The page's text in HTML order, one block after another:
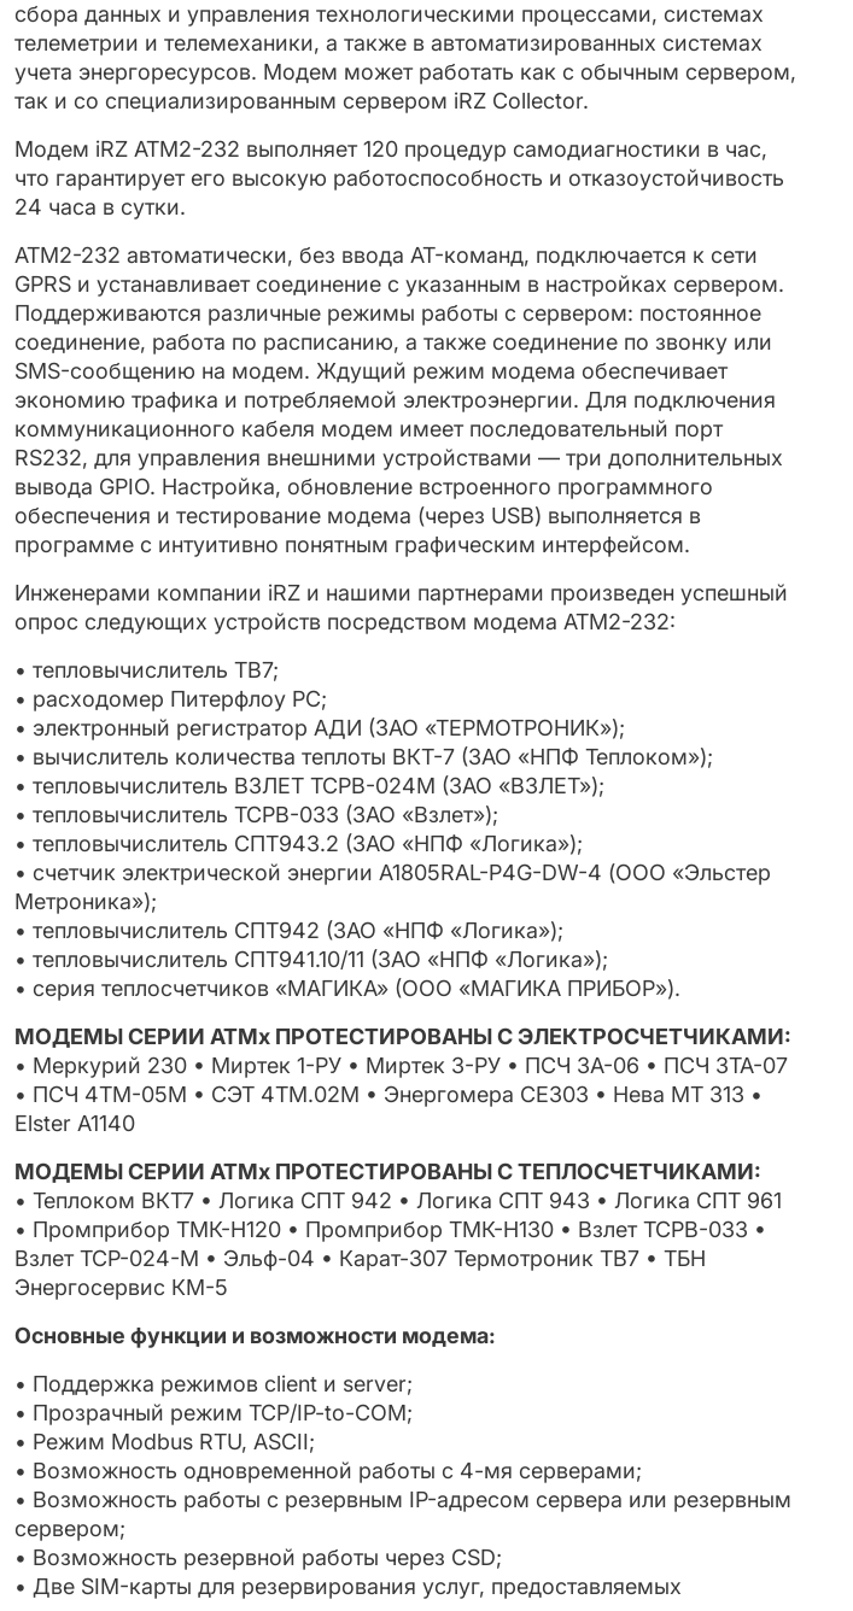
сбора данных и управления технологическими процессами, системах
телеметрии и телемеханики, а также в автоматизированных системах
учета энергоресурсов. Модем может рабо­тать как с обычным сервером,
так и со специализированным серве­ром iRZ Collector.
Модем iRZ ATM2-232 выполняет 120 процедур самодиагностики в час,
что гарантирует его высокую работоспособность и отказоустойчивость
24 часа в сутки.
ATM2-232 автоматически, без ввода AT-команд, подключается к сети
GPRS и устанавливает соединение с указанным в настройках сервером.
Поддерживаются различные режимы работы с сервером: постоянное
соединение, работа по расписанию, а также соединение по звонку или
SMS-сообщению на модем. Ждущий режим модема обеспечивает
экономию трафика и потребляемой электроэнергии. Для подключения
коммуникационного кабеля модем имеет последовательный порт
RS232, для управления внешними устройствами — три дополнительных
вывода GPIO. Настройка, обнов­ление встроенного программного
обеспечения и тестирование моде­ма (через USB) выпол­няется в
программе с интуитивно понятным графическим интерфейсом.
Инженерами компании iRZ и нашими партнерами произведен успешный
опрос следующих устройств посредством модема ATM2-232:
• тепловычислитель ТВ7;
• расходомер Питерфлоу РС;
• электронный регистратор АДИ (ЗАО «ТЕРМОТРОНИК»);
• вычислитель количества теплоты ВКТ-7 (ЗАО «НПФ Теплоком»);
• тепловычислитель ВЗЛЕТ ТСРВ-024М (ЗАО «ВЗЛЕТ»);
• тепловычислитель ТСРВ-033 (ЗАО «Взлет»);
• тепловычислитель СПТ943.2 (ЗАО «НПФ «Логика»);
• счетчик электрической энергии A1805RAL-P4G-DW-4 (ООО «Эльстер
Метроника»);
• тепловычислитель СПТ942 (ЗАО «НПФ «Логика»);
• тепловычислитель СПТ941.10/11 (ЗАО «НПФ «Логика»);
• серия теплосчетчиков «МАГИКА» (ООО «МАГИКА ПРИБОР»).
МОДЕМЫ СЕРИИ АТМx ПРОТЕСТИРОВАНЫ С ЭЛЕКТРОСЧЕТЧИКАМИ:
• Меркурий 230 • Миртек 1-РУ • Миртек 3-РУ • ПСЧ 3А-06 • ПСЧ 3ТА-07
• ПСЧ 4ТМ-05М • СЭТ 4ТМ.02М • Энергомера СЕ303 • Нева МТ 313 •
Elster A1140
МОДЕМЫ СЕРИИ АТМx ПРОТЕСТИРОВАНЫ С ТЕПЛОСЧЕТЧИКАМИ:
• Теплоком ВКТ7 • Логика СПТ 942 • Логика СПТ 943 • Логика СПТ 961
• Промприбор ТМК-Н120 • Промприбор ТМК-Н130 • Взлет ТСРВ-033 •
Взлет ТСР-024-М • Эльф-04 • Карат-307 Термотроник ТВ7 • ТБН
Энергосервис КМ-5
Основные функции и возможности модема:
• Поддержка режимов client и server;
• Прозрачный режим TCP/IP-to-COM;
• Режим Modbus RTU, ASCII;
• Возможность одновременной работы с 4-мя серверами;
• Возможность работы с резервным IP-адресом сервера или резервным
сервером;
• Возможность резервной работы через CSD;
• Две SIM-карты для резервирования услуг, предоставляемых